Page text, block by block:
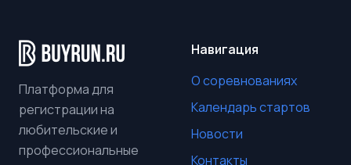
Платформа для
регистрации на
любительские и
профессиональные
Навигация
О соревнованиях
Календарь стартов
Новости
Контакты